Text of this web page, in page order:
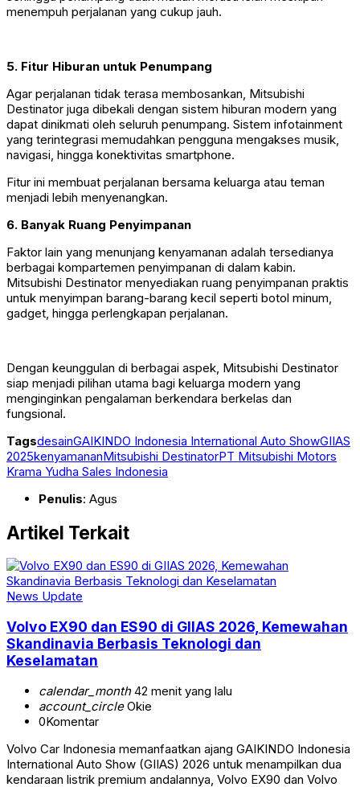
menempuh perjalanan yang cukup jauh.
5. Fitur Hiburan untuk Penumpang
Agar perjalanan tidak terasa membosankan, Mitsubishi
Destinator juga dibekali dengan sistem hiburan modern yang
dapat dinikmati oleh seluruh penumpang. Sistem infotainment
yang terintegrasi memudahkan pengguna mengakses musik,
navigasi, hingga konektivitas smartphone.
Fitur ini membuat perjalanan bersama keluarga atau teman
menjadi lebih menyenangkan.
6. Banyak Ruang Penyimpanan
Faktor lain yang menunjang kenyamanan adalah tersedianya
berbagai kompartemen penyimpanan di dalam kabin.
Mitsubishi Destinator menyediakan ruang penyimpanan praktis
untuk menyimpan barang-barang kecil seperti botol minum,
gadget, hingga perlengkapan perjalanan.
Dengan keunggulan di berbagai aspek, Mitsubishi Destinator
siap menjadi pilihan utama bagi keluarga modern yang
menginginkan pengalaman berkendara berkelas dan
fungsional.
TagsdesainGAIKINDO Indonesia International Auto ShowGIIAS
2025kenyamananMitsubishi DestinatorPT Mitsubishi Motors
Krama Yudha Sales Indonesia
Penulis: Agus
Artikel Terkait
News Update
Volvo EX90 dan ES90 di GIIAS 2026, Kemewahan
Skandinavia Berbasis Teknologi dan
Keselamatan
calendar_month42 menit yang lalu
account_circleOkie
0Komentar
Volvo Car Indonesia memanfaatkan ajang GAIKINDO Indonesia
International Auto Show (GIIAS) 2026 untuk menampilkan dua
kendaraan listrik premium andalannya, Volvo EX90 dan Volvo